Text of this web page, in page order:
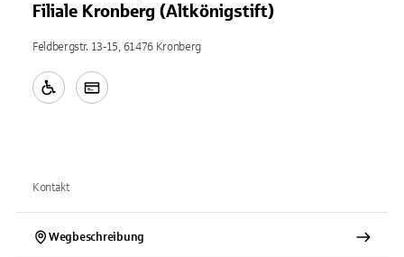
Filiale Kronberg (Altkönigstift)
Feldbergstr. 13-15, 61476 Kronberg
Kontakt
Wegbeschreibung